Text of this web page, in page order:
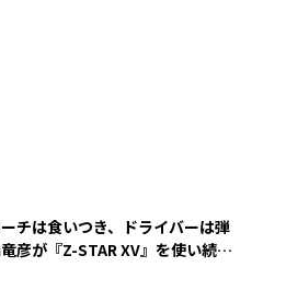
ーチは食いつき、ドライバーは弾
彦が『Z-STAR XV』を使い続け